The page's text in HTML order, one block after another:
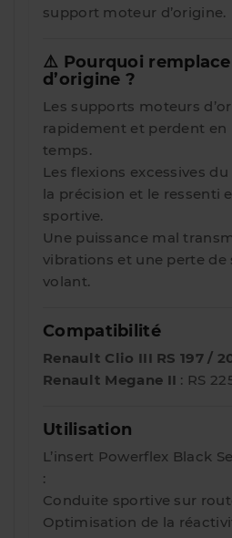
support moteur d’origine.
⚠️ Pourquoi
d’origine ?
Les supports moteurs
rapidement et perdent en
temps.
Les flexions excessives
la précision et le ressenti
sportive.
Une puissance mal
vibrations et une perte de
volant.
Compatibilité
Renault Clio III RS 197 /
Renault Megane II : RS
Utilisation
L’insert Powerflex Black
:
Conduite sportive sur
Optimisation de la